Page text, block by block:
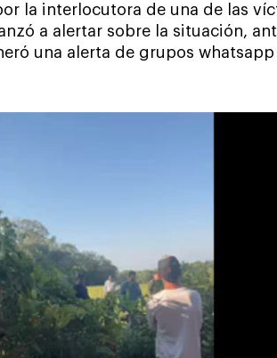
la interlocutora de una de las
a alertar sobre la situación,
una alerta de grupos